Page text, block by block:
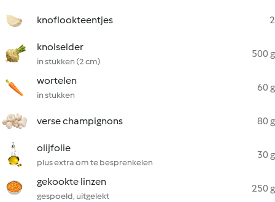
knoflookteentjes 2
knolselder
in stukken (2 cm)
500 g
wortelen
in stukken
60 g
verse champignons 80 g
olijfolie
plus extra om te besprenkelen
30 g
gekookte linzen
gespoeld, uitgelekt
250 g